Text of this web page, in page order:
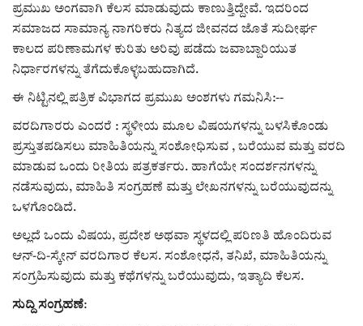
ಪ್ರಮುಖ ಅಂಗವಾಗಿ ಕೆಲಸ ಮಾಡುವುದು ಕಾಣುತ್ತಿದ್ದೇವೆ. ಇದರಿಂದ
ಸಮಾಜದ ಸಾಮಾನ್ಯ ನಾಗರಿಕರು ನಿತ್ಯದ ಜೀವನದ ಜೊತೆ ಸುದೀರ್ಘ
ಕಾಲದ ಪರಿಣಾಮಗಳ ಕುರಿತು ಅರಿವು ಪಡೆದು ಜವಾಬ್ದಾರಿಯುತ
ನಿರ್ಧಾರಗಳನ್ನು ತೆಗೆದುಕೊಳ್ಳಬಹುದಾಗಿದೆ.
ಈ ನಿಟ್ಟಿನಲ್ಲಿ ಪತ್ರಿಕ ವಿಭಾಗದ ಪ್ರಮುಖ ಅಂಶಗಳು ಗಮನಿಸಿ:--
ವರದಿಗಾರರು ಎಂದರೆ : ಸ್ಥಳೀಯ ಮೂಲ ವಿಷಯಗಳನ್ನು ಬಳಸಿಕೊಂಡು
ಪ್ರಸ್ತುತಪಡಿಸಲು ಮಾಹಿತಿಯನ್ನು ಸಂಶೋಧಿಸುವ , ಬರೆಯುವ ಮತ್ತು ವರದಿ
ಮಾಡುವ ಒಂದು ರೀತಿಯ ಪತ್ರಕರ್ತರು. ಹಾಗೆಯೇ ಸಂದರ್ಶನಗಳನ್ನು
ನಡೆಸುವುದು, ಮಾಹಿತಿ ಸಂಗ್ರಹಣೆ ಮತ್ತು ಲೇಖನಗಳನ್ನು ಬರೆಯುವುದನ್ನು
ಒಳಗೊಂಡಿದೆ.
ಅಲ್ಲದೆ ಒಂದು ವಿಷಯ, ಪ್ರದೇಶ ಅಥವಾ ಸ್ಥಳದಲ್ಲಿ ಪರಿಣತಿ ಹೊಂದಿರುವ
ಆನ್-ದಿ-ಸ್ಕೇನ್ ವರದಿಗಾರ ಕೆಲಸ. ಸಂಶೋಧನೆ, ತನಿಖೆ, ಮಾಹಿತಿಯನ್ನು
ಸಂಗ್ರಹಿಸುವುದು ಮತ್ತು ಕಥೆಗಳನ್ನು ಬರೆಯುವುದು, ಇತ್ಯಾದಿ ಕೆಲಸ.
ಸುದ್ದಿ ಸಂಗ್ರಹಣೆ: